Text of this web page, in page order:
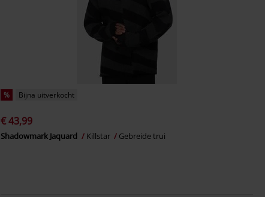
% Bijna uitverkocht
€ 43,99
Shadowmark Jaquard Killstar Gebreide trui